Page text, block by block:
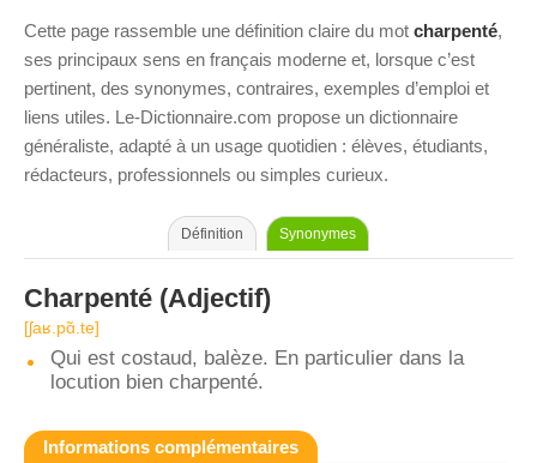
Cette page rassemble une définition claire du mot charpenté,
ses principaux sens en français moderne et, lorsque c’est
pertinent, des synonymes, contraires, exemples d’emploi et
liens utiles. Le-Dictionnaire.com propose un dictionnaire
généraliste, adapté à un usage quotidien : élèves, étudiants,
rédacteurs, professionnels ou simples curieux.
Définition Synonymes
Charpenté (Adjectif)
[ʃaʁ.pɑ̃.te]
Qui est costaud, balèze. En particulier dans la
locution bien charpenté.
Informations complémentaires